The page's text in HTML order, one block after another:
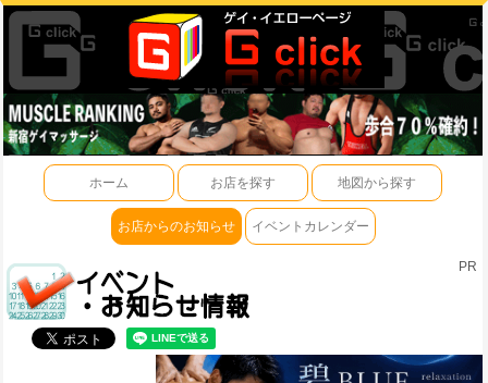
ホーム お店を探す 地図から探す
お店からのお知らせ イベントカレンダー
PR